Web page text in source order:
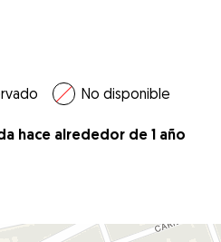
No disponible
hace alrededor de 1 año